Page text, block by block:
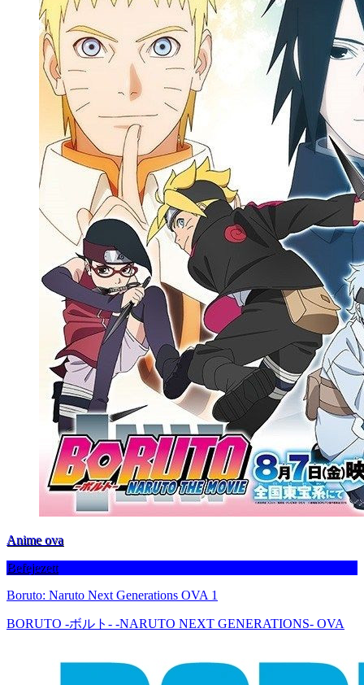
Anime ova
Befejezett
Boruto: Naruto Next Generations OVA 1
BORUTO -ボルト- -NARUTO NEXT GENERATIONS- OVA